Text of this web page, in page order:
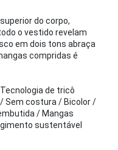
do corpo,
o vestido revelam
em dois tons abraça
compridas é
de tricô
Sem costura / Bicolor /
/ Mangas
sustentável